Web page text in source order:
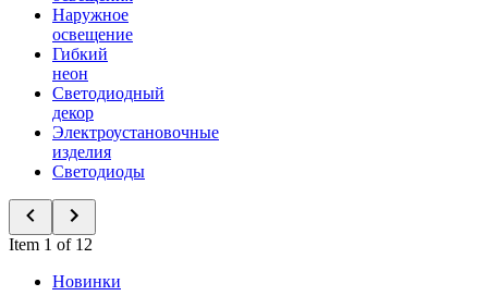
Наружное
освещение
Гибкий
неон
Светодиодный
декор
Электроустановочные
изделия
Светодиоды
Item 1 of 12
Новинки